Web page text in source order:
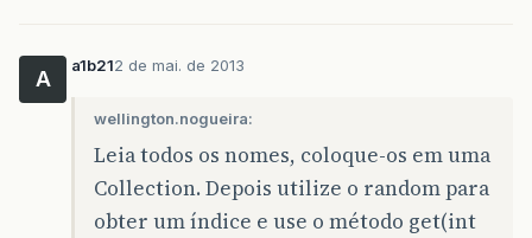
A
a1b212 de mai. de 2013
wellington.nogueira:
Leia todos os nomes, coloque-os em uma
Collection. Depois utilize o random para
obter um índice e use o método get(int